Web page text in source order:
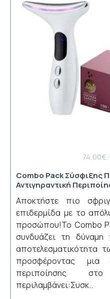
74,00€
Combo Pack Σύσφιξης
Αντιγηραντική
Αποκτήστε πιο
επιδερμίδα με το
προσώπου!Το Combo
συνδυάζει τη δύναμη
αποτελεσματικότητα
προσφέροντας μια
περιποίησης
περιλαμβάνει:Συσκ..